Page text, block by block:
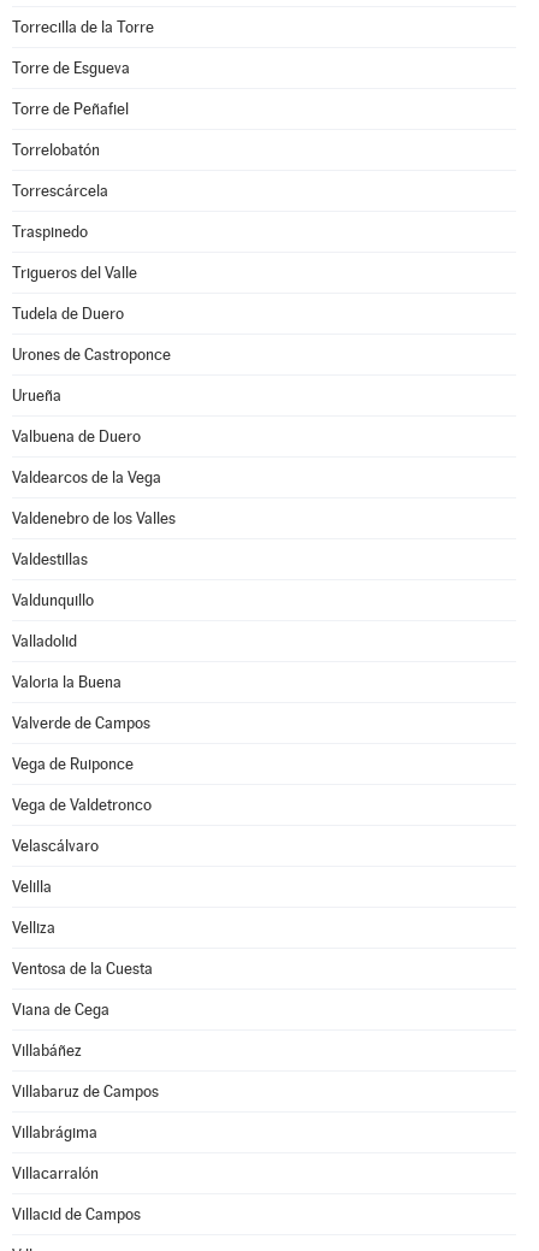
Torrecilla de la Torre
Torre de Esgueva
Torre de Peñafiel
Torrelobatón
Torrescárcela
Traspinedo
Trigueros del Valle
Tudela de Duero
Urones de Castroponce
Urueña
Valbuena de Duero
Valdearcos de la Vega
Valdenebro de los Valles
Valdestillas
Valdunquillo
Valladolid
Valoria la Buena
Valverde de Campos
Vega de Ruiponce
Vega de Valdetronco
Velascálvaro
Velilla
Velliza
Ventosa de la Cuesta
Viana de Cega
Villabáñez
Villabaruz de Campos
Villabrágima
Villacarralón
Villacid de Campos